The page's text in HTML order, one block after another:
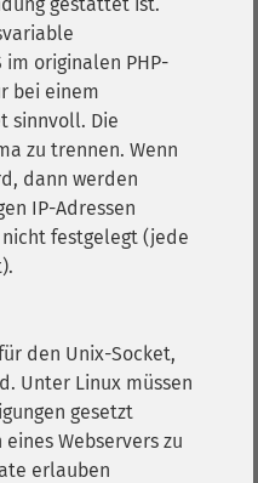
im originalen PHP-
bei einem
sinnvoll. Die
zu trennen. Wenn
dann werden
IP-Adressen
festgelegt (jede
den Unix-Socket,
Unter Linux müssen
gesetzt
Webservers zu
erlauben